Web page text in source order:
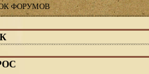
ФОРУМОВ